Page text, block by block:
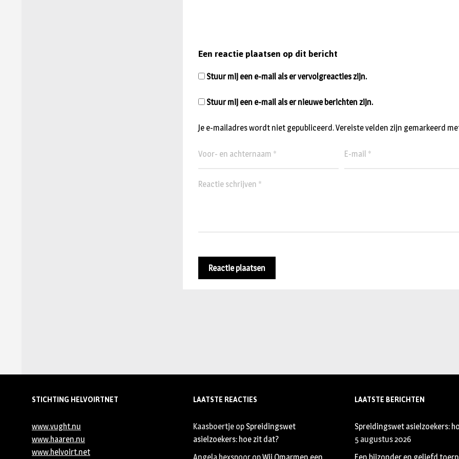
Een reactie plaatsen op dit bericht
Je e-mailadres wordt niet gepubliceerd.Vereiste velden zijn gemarkeerd
Stuur mij een e-mail als er vervolgreacties zijn.
Stuur mij een e-mail als er nieuwe berichten zijn.
STICHTING HELVOIRTNET
www.vught.nu
www.haaren.nu
www.helvoirt.net
LAATSTE REACTIES
Kaasboertje op Spreidingswet
asielzoekers: hoe zit dat?
LAATSTE BERICHTEN
Spreidingswet asielzoekers:
5 augustus 2026